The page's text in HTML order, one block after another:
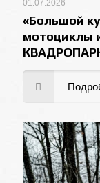
01.07.2026
«Большой
мотоциклы